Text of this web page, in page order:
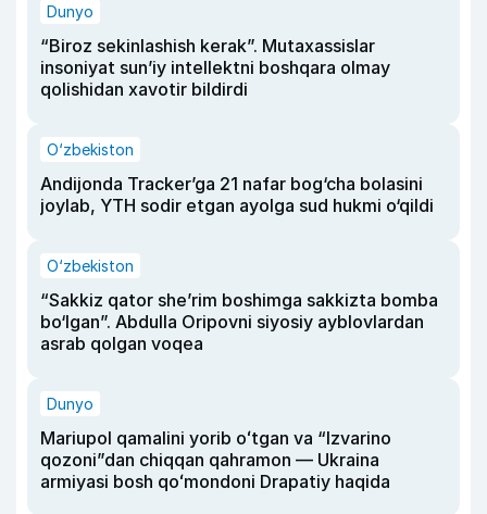
Dunyo
“Biroz sekinlashish kerak”. Mutaxassislar
insoniyat sun’iy intellektni boshqara olmay
qolishidan xavotir bildirdi
O‘zbekiston
Andijonda Tracker’ga 21 nafar bog‘cha bolasini
joylab, YTH sodir etgan ayolga sud hukmi o‘qildi
O‘zbekiston
“Sakkiz qator she’rim boshimga sakkizta bomba
bo‘lgan”. Abdulla Oripovni siyosiy ayblovlardan
asrab qolgan voqea
Dunyo
Mariupol qamalini yorib oʻtgan va “Izvarino
qozoni”dan chiqqan qahramon — Ukraina
armiyasi bosh qoʻmondoni Drapatiy haqida